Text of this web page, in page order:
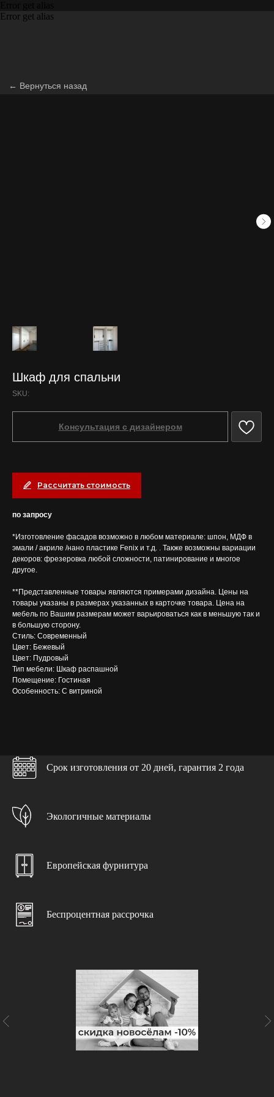
Error get alias
Шкаф для спальни
SKU:
Консультация с дизайнером
Рассчитать стоимость
по запросу
*Изготовление фасадов возможно в любом материале: шпон, МДФ в
эмали / акриле /нано пластике Fenix и т.д. . Также возможны вариации
декоров: фрезеровка любой сложности, патинирование и многое
другое.
**Представленные товары являются примерами дизайна. Цены на
товары указаны в размерах указанных в карточке товара. Цена на
мебель по Вашим размерам может варьироваться как в меньшую так и
в большую сторону.
Стиль: Современный
Цвет: Бежевый
Цвет: Пудровый
Тип мебели: Шкаф распашной
Помещение: Гостиная
Особенность: С витриной
Срок изготовления от 20 дней, гарантия 2 года
Экологичные материалы
Европейская фурнитура
Беспроцентная рассрочка
Консультация специалиста
Чистота и порядок
При заключении договора
С учетом ваших пожеланий
С учетом особенностей помещения